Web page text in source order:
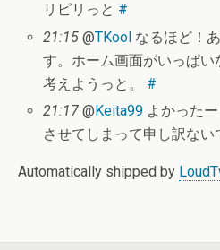
リピリっと #
21:15 @TKool なるほど！
す。ホーム画面がいっぱい
考えようっと。 #
21:17 @Keita99 よかった
させてしまって申し訳ない
Automatically shipped by